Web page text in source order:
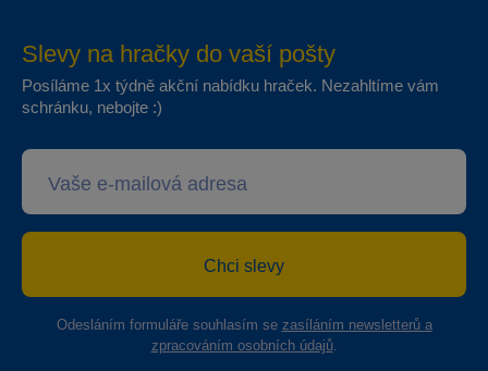
Slevy na hračky do vaší pošty
Posíláme 1x týdně akční nabídku hraček. Nezahltíme vám
schránku, nebojte :)
Chci slevy
Odesláním formuláře souhlasím se zasíláním newsletterů a
zpracováním osobních údajů.